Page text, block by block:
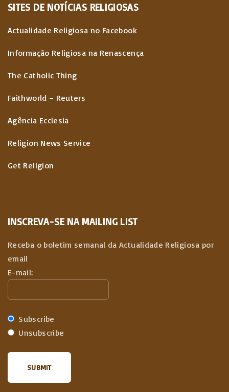
o
s
SITES DE NOTÍCIAS RELIGIOSAS
Actualidade Religiosa no Facebook
Informação Religiosa na Renascença
The Catholic Thing
Faithworld – Reuters
Agência Ecclesia
Religion News Service
Get Religion
INSCREVA-SE NA MAILING LIST
Receba o boletim semanal da Actualidade Religiosa por
email
E-mail:
Subscribe
Unsubscribe